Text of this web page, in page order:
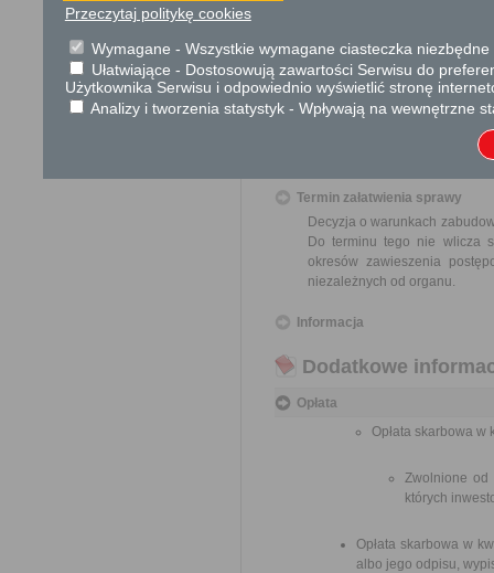
Dowód wniesienia
Obywatel, Przedsiębiorca,
Termin załatwienia sprawy
Decyzja o warunkach
Do terminu tego nie wlicza
okresów zawieszenia
niezależnych od organu.
Informacja
Dodatkowe
Opłata
Opłata skarbowa w
Zwolnione od
których
Opłata skarbowa w
albo jego odpisu,
Przeczytaj politykę cookies
Wymagane - Wszystkie wymagane ciasteczka
Ułatwiające - Dostosowują zawartości Serwisu do
Użytkownika Serwisu i odpowiednio wyświetlić stronę
Analizy i tworzenia statystyk - Wpływają na wewnętrzne